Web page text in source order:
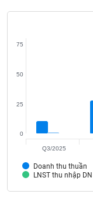
Doanh thu thuần
LNST thu nhập DN
0
25
50
75
Q3/2025
đạo
Tất cả
Tin
Bài
viết
tác